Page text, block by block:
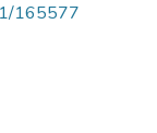
165577